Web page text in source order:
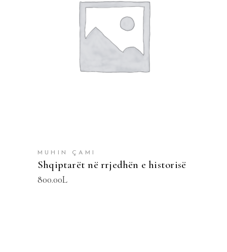
SHTOJE NË SHPORTË
MUHIN ÇAMI
Shqiptarët në rrjedhën e historisë
800.00L